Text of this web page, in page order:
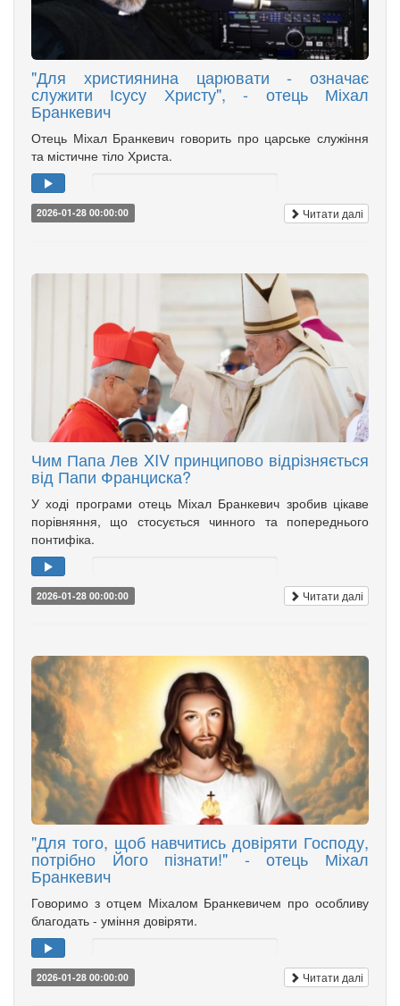
"Для християнина царювати - означає
служити Ісусу Христу", - отець Міхал
Бранкевич
Отець Міхал Бранкевич говорить про царське служіння
та містичне тіло Христа.
2026-01-28 00:00:00 Читати далі
Чим Папа Лев XIV принципово відрізняється
від Папи Франциска?
У ході програми отець Міхал Бранкевич зробив цікаве
порівняння, що стосується чинного та попереднього
понтифіка.
2026-01-28 00:00:00 Читати далі
"Для того, щоб навчитись довіряти Господу,
потрібно Його пізнати!" - отець Міхал
Бранкевич
Говоримо з отцем Міхалом Бранкевичем про особливу
благодать - уміння довіряти.
2026-01-28 00:00:00 Читати далі